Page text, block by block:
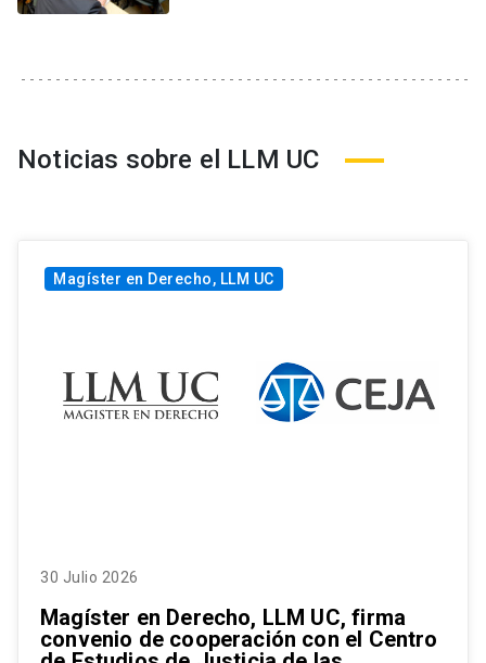
Noticias sobre el LLM UC
Magíster en Derecho, LLM UC
30 Julio 2026
Magíster en Derecho, LLM UC, firma
convenio de cooperación con el Centro